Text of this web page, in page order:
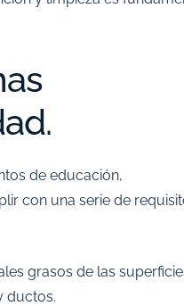
de educación,
con una serie de
grasos de las
ductos.